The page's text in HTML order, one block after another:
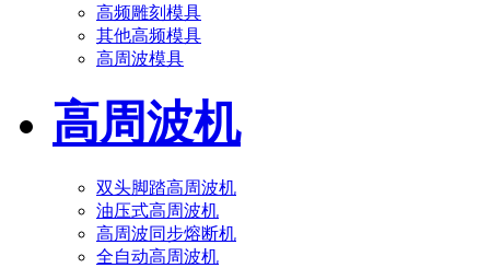
高频雕刻模具
其他高频模具
高周波模具
高周波机
双头脚踏高周波机
油压式高周波机
高周波同步熔断机
全自动高周波机